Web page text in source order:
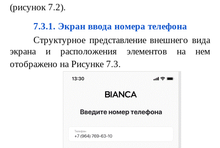
(рисунок 7.2).
7.3.1. Экран ввода номера телефона
Структурное представление внешнего вида
экрана и расположения элементов на нем
отображено на Рисунке 7.3.